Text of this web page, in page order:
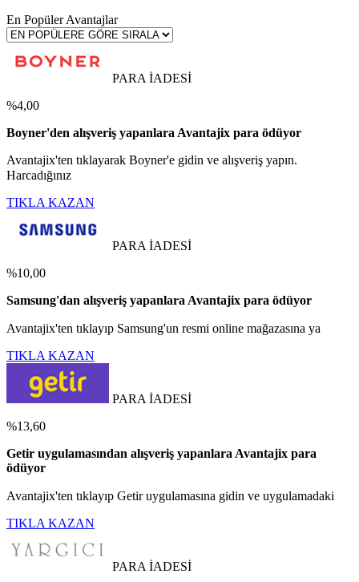
En Popüler Avantajlar
PARA İADESİ
%4,00
Boyner'den alışveriş yapanlara Avantajix para ödüyor
Avantajix'ten tıklayarak Boyner'e gidin ve alışveriş yapın.
Harcadığınız
TIKLA KAZAN
PARA İADESİ
%10,00
Samsung'dan alışveriş yapanlara Avantajix para ödüyor
Avantajix'ten tıklayıp Samsung'un resmi online mağazasına ya
TIKLA KAZAN
PARA İADESİ
%13,60
Getir uygulamasından alışveriş yapanlara Avantajix para
ödüyor
Avantajix'ten tıklayıp Getir uygulamasına gidin ve uygulamadaki
TIKLA KAZAN
PARA İADESİ